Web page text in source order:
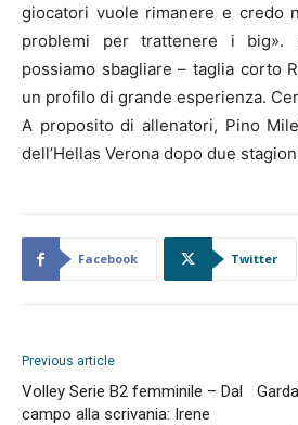
giocatori vuole rimanere e credo
problemi per trattenere i big».
possiamo sbagliare – taglia corto
un profilo di grande esperienza.
A proposito di allenatori, Pino
dell’Hellas Verona dopo due
Facebook Twitter
Previous article
Volley Serie B2 femminile – Dal
campo alla scrivania: Irene